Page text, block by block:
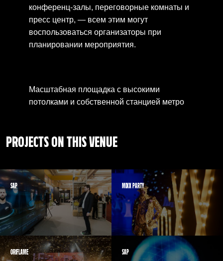
конференц-залы, переговорные комнаты и
пресс центр, — всем этим могут
воспользоваться организаторы при
планировании мероприятия.
Масштабная площадка с высокими
потолками и собственной станцией метро
PROJECTS ON THIS VENUE
SAP MIXX PARTY
ORIFLAME SAP